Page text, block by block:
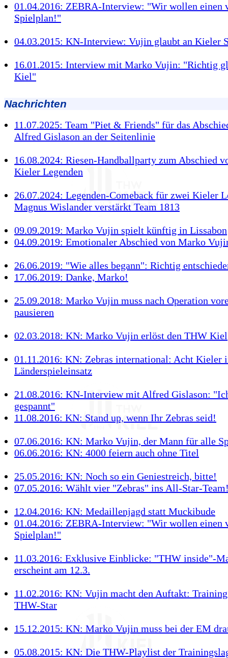
01.04.2016: ZEBRA-Interview: "Wir wollen einen
Spielplan!"
04.03.2015: KN-Interview: Vujin glaubt an Kieler
16.01.2015: Interview mit Marko Vujin: "Richtig
Kiel"
Nachrichten
11.07.2025: Team "Piet & Friends" für das
Alfred Gislason an der Seitenlinie
16.08.2024: Riesen-Handballparty zum Abschied
Kieler Legenden
26.07.2024: Legenden-Comeback für zwei Kieler
Magnus Wislander verstärkt Team 1813
09.09.2019: Marko Vujin spielt künftig in Lissabon
04.09.2019: Emotionaler Abschied von Marko
26.06.2019: "Wie alles begann": Richtig
17.06.2019: Danke, Marko!
25.09.2018: Marko Vujin muss nach Operation
pausieren
02.03.2018: KN: Marko Vujin erlöst den THW Kiel
01.11.2016: KN: Zebras international: Acht Kieler
Länderspieleinsatz
21.08.2016: KN-Interview mit Alfred Gislason:
gespannt"
11.08.2016: KN: Stand up, wenn Ihr Zebras seid!
07.06.2016: KN: Marko Vujin, der Mann für alle
06.06.2016: KN: 4000 feiern auch ohne Titel
25.05.2016: KN: Noch so ein Geniestreich, bitte!
07.05.2016: Wählt vier "Zebras" ins All-Star-
12.04.2016: KN: Medaillenjagd statt Muckibude
01.04.2016: ZEBRA-Interview: "Wir wollen einen
Spielplan!"
11.03.2016: Exklusive Einblicke: "THW inside"-
erscheint am 12.3.
11.02.2016: KN: Vujin macht den Auftakt:
THW-Star
15.12.2015: KN: Marko Vujin muss bei der EM
05.08.2015: KN: Die THW-Playlist der